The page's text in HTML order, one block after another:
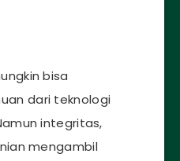
bisa
dari teknologi
integritas,
mengambil